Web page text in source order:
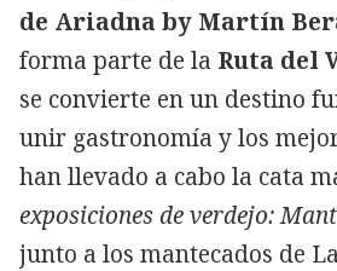
de Ariadna by Martín
forma parte de la Ruta del
se convierte en un destino
unir gastronomía y los
han llevado a cabo la cata
exposiciones de verdejo:
junto a los mantecados de